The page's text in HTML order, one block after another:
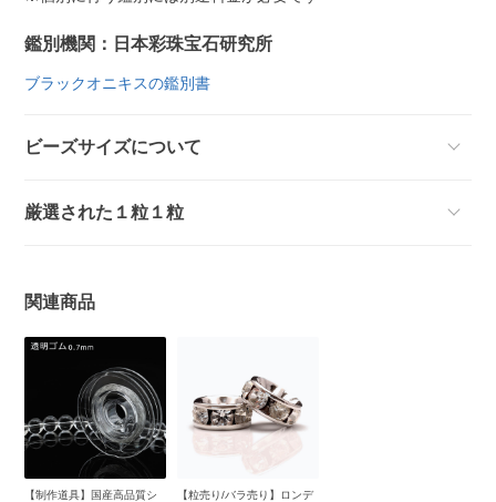
鑑別機関：日本彩珠宝石研究所
ブラックオニキスの鑑別書
ビーズサイズについて
厳選された１粒１粒
関連商品
【制作道具】国産高品質シ
【粒売り/バラ売り】ロンデ